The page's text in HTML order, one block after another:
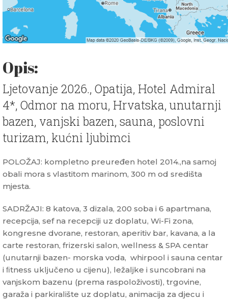
Opis:
Ljetovanje 2026., Opatija, Hotel Admiral
4*, Odmor na moru, Hrvatska, unutarnji
bazen, vanjski bazen, sauna, poslovni
turizam, kućni ljubimci
POLOŽAJ: kompletno preuređen hotel 2014.,na samoj
obali mora s vlastitom marinom, 300 m od središta
mjesta.
SADRŽAJI: 8 katova, 3 dizala, 200 soba i 6 apartmana,
recepcija, sef na recepciji uz doplatu, Wi-Fi zona,
kongresne dvorane, restoran, aperitiv bar, kavana, a la
carte restoran, frizerski salon, wellness & SPA centar
(unutarnji bazen- morska voda, whirpool i sauna centar
i ﬁtness uključeno u cijenu), ležaljke i suncobrani na
vanjskom bazenu (prema raspoloživosti), trgovine,
garaža i parkiralište uz doplatu, animacija za djecu i